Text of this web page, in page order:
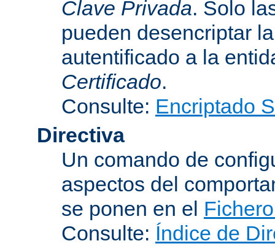
Clave Privada. Solo
pueden desencriptar
autentificado a la
Certificado.
Consulte: Encriptado
Directiva
Un comando de
aspectos del
se ponen en el
Consulte: Índice de